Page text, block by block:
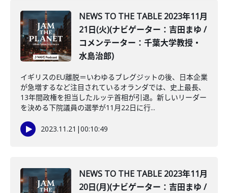
NEWS TO THE TABLE 2023年11月
21日(火)(ナビゲーター：吉田まゆ /
コメンテーター：千葉大学教授・
水島治郎)
イギリスのEU離脱＝いわゆるブレグジットの後、日本企業
が急増するなど注目されているオランダでは、史上最長､
13年間政権を担当したルッテ首相が引退。新しいリーダー
を決める下院議員の選挙が11月22日に行...
2023.11.21 |00:10:49
NEWS TO THE TABLE 2023年11月
20日(月)(ナビゲーター：吉田まゆ /